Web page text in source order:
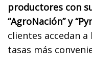
productores con
“AgroNación” y
clientes accedan
tasas más